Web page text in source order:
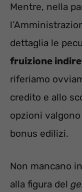
Mentre, nella
dettaglia le
fruizione
riferiamo
credito e allo
opzioni
bonus edilizi.
Non mancano
alla figura del